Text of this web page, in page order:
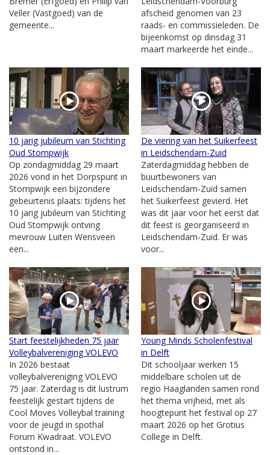
Veller (Vastgoed) van de
gemeente...
afscheid genomen van 23
raads- en commissieleden. De
bijeenkomst op dinsdag 31
maart markeerde het einde...
10 jarig jubileum van Stichting
Oud Stompwijk
Op zondagmiddag 29 maart
2026 vond in het Dorpspunt in
Stompwijk een bijzondere
gebeurtenis plaats: tijdens het
10 jarig jubileum van Stichting
Oud Stompwijk ontving
mevrouw Luiten Wensveen
een...
De viering van het Suikerfeest
in Leidschendam-Zuid
Zaterdagmiddag hebben de
buurtbewoners van
Leidschendam-Zuid samen
het Suikerfeest gevierd. Het
was dit jaar voor het eerst dat
dit feest is georganiseerd in
Leidschendam-Zuid. Er was
voor...
Start feestelijkheden 75 jaar
Volleybalvereniging VOLEVO
In 2026 bestaat
volleybalvereniging VOLEVO
75 jaar. Zaterdag is dit lustrum
feestelijk gestart tijdens de
Cool Moves Volleybal training
voor de jeugd in spothal
Forum Kwadraat. VOLEVO
ontstond in...
Young Minds Scholenfestival
in Delft
Dit schooljaar werken 15
middelbare scholen uit de
regio Haaglanden samen rond
het thema vrijheid, met als
hoogtepunt het festival op 27
maart 2026 op het Grotius
College in Delft.